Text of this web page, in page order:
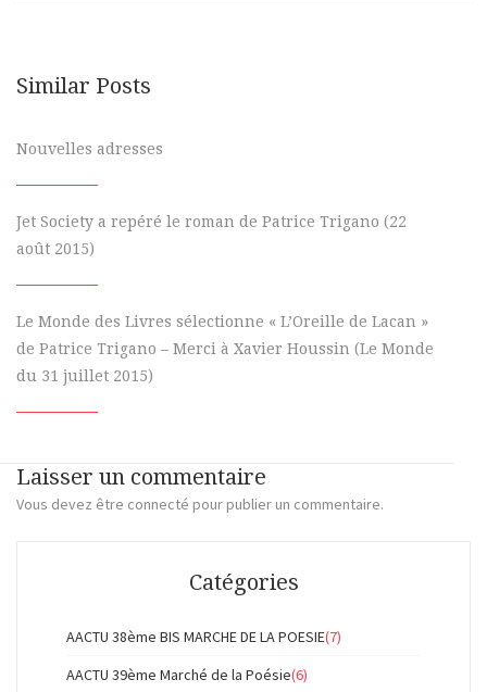
Similar Posts
Nouvelles adresses
Jet Society a repéré le roman de Patrice Trigano (22
août 2015)
Le Monde des Livres sélectionne « L’Oreille de Lacan »
de Patrice Trigano – Merci à Xavier Houssin (Le Monde
du 31 juillet 2015)
Laisser un commentaire
Vous devez être connecté pour publier un commentaire.
Catégories
AACTU 38ème BIS MARCHE DE LA POESIE(7)
AACTU 39ème Marché de la Poésie(6)